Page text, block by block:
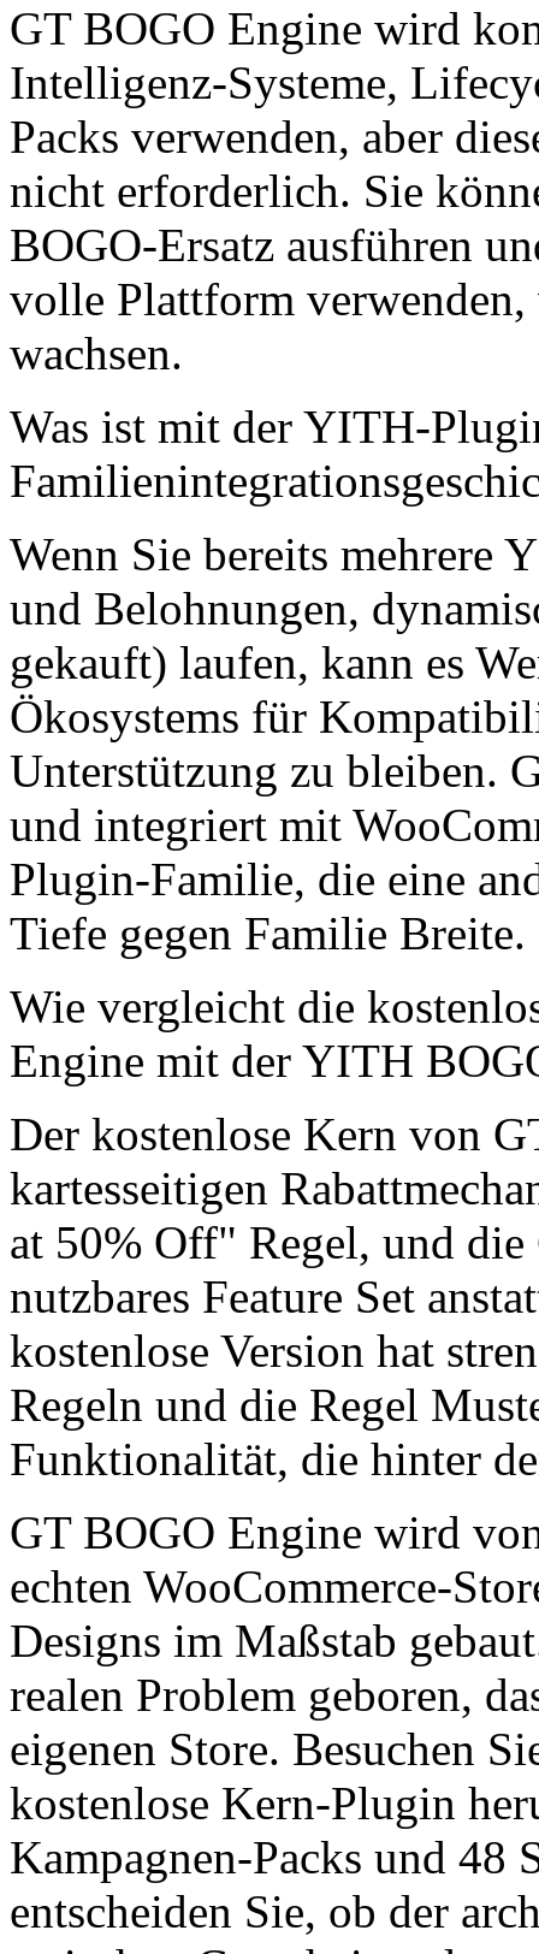
GT BOGO Engine wird
Intelligenz-Systeme,
Packs verwenden, aber
nicht erforderlich. Sie
BOGO-Ersatz ausführen
volle Plattform
wachsen.
Was ist mit der YITH-
Wenn Sie bereits mehrere
und Belohnungen,
gekauft) laufen, kann es
Ökosystems für
Unterstützung zu bleiben.
und integriert mit
Plugin-Familie, die eine
Tiefe gegen Familie Breite.
Wie vergleicht die
Engine mit der YITH
Der kostenlose Kern von
kartesseitigen
at 50% Off" Regel, und
nutzbares Feature Set
kostenlose Version hat
Regeln und die Regel
Funktionalität, die hinter
GT BOGO Engine wird
echten WooCommerce-
Designs im Maßstab
realen Problem geboren,
eigenen Store. Besuchen
kostenlose Kern-Plugin
Kampagnen-Packs und 48
entscheiden Sie, ob der